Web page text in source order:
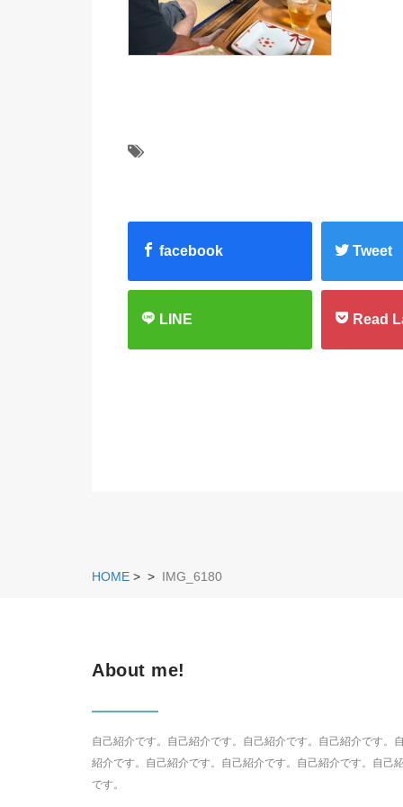
facebook Tweet
LINE Read
HOME > > IMG_6180
About me!
自己紹介です。自己紹介です。自己紹介です。自己紹介です。
紹介です。自己紹介です。自己紹介です。自己紹介です。自己
です。